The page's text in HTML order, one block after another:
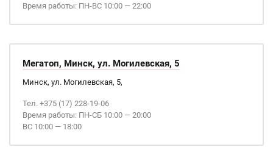
Время работы: ПН-ВС 10:00 — 22:00
Мегатоп, Минск, ул. Могилевская, 5
Минск, ул. Могилевская, 5,
Тел. +375 (17) 228-19-06
Время работы: ПН-СБ 10:00 — 20:00
ВС 10:00 — 18:00